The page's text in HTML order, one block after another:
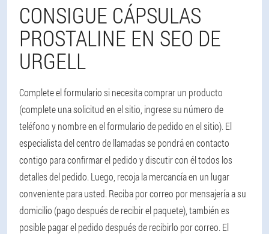
CONSIGUE CÁPSULAS
PROSTALINE EN SEO DE
URGELL
Complete el formulario si necesita comprar un producto
(complete una solicitud en el sitio, ingrese su número de
teléfono y nombre en el formulario de pedido en el sitio). El
especialista del centro de llamadas se pondrá en contacto
contigo para confirmar el pedido y discutir con él todos los
detalles del pedido. Luego, recoja la mercancía en un lugar
conveniente para usted. Reciba por correo por mensajería a su
domicilio (pago después de recibir el paquete), también es
posible pagar el pedido después de recibirlo por correo. El